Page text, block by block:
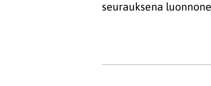
seurauksena